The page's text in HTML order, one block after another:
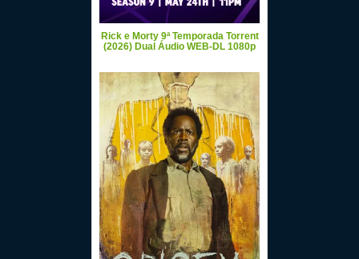
Rick e Morty 9ª Temporada Torrent
(2026) Dual Áudio WEB-DL 1080p